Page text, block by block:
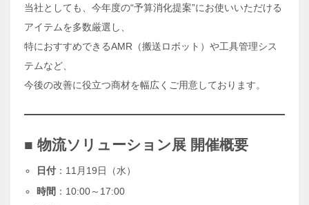
当社としても、今年度の“予算消化提案”にお使いいただける
アイテムを多数厳選し、
特におすすめできるAMR（搬送ロボット）や工具管理シス
テムなど、
今後の改善に役立つ商材を幅広くご用意しております。
■ 物流ソリューション展 開催概要
日付 ：11月19日（水）
時間 ：10:00～17:00